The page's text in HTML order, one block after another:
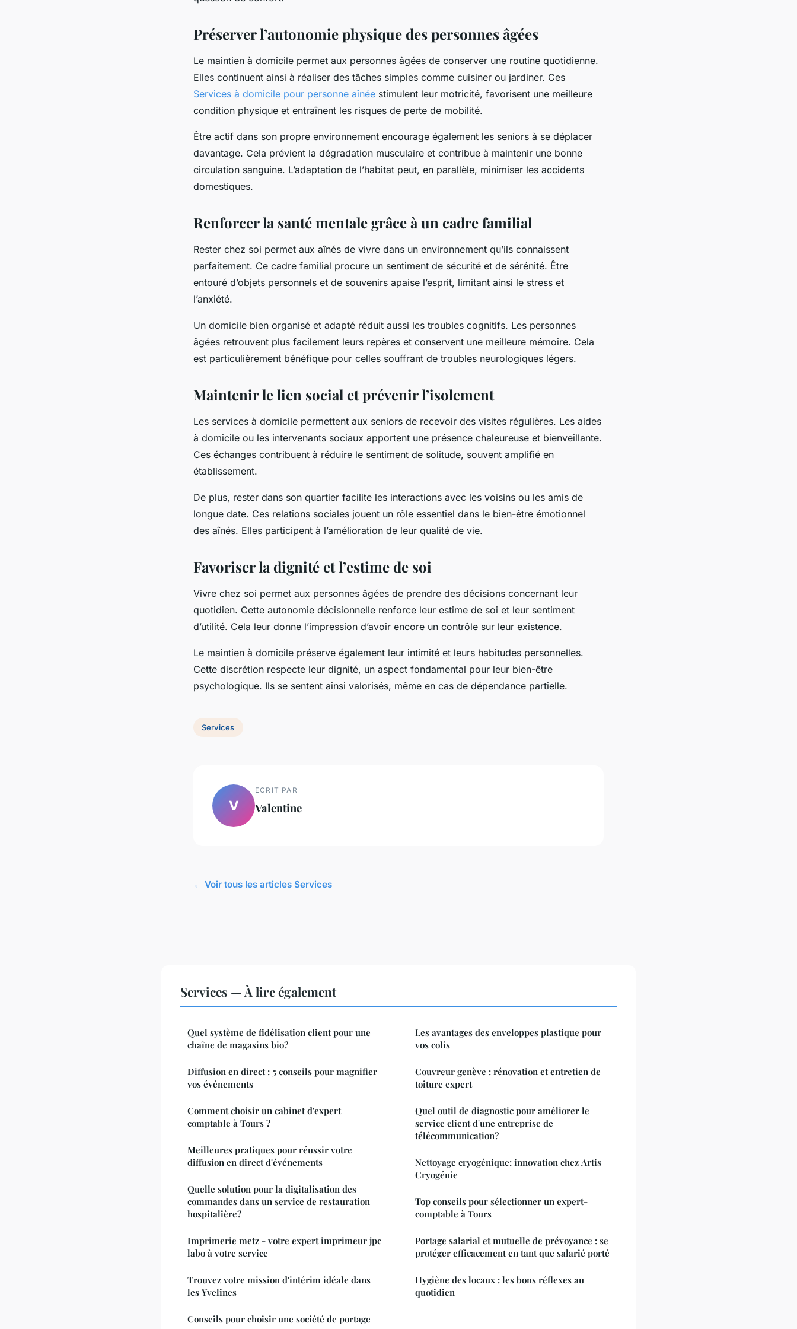
mentale des aînés ?Préserver l’autonomie physique des personnes âgées
Le maintien à domicile permet aux personnes âgées de conserver une routine quotidienne.
Elles continuent ainsi à réaliser des tâches simples comme cuisiner ou jardiner. Ces
Services à domicile pour personne aînée stimulent leur motricité, favorisent une meilleure
condition physique et entraînent les risques de perte de mobilité.
Être actif dans son propre environnement encourage également les seniors à se déplacer
davantage. Cela prévient la dégradation musculaire et contribue à maintenir une bonne
circulation sanguine. L’adaptation de l’habitat peut, en parallèle, minimiser les accidents
domestiques.
Renforcer la santé mentale grâce à un cadre familial
Rester chez soi permet aux aînés de vivre dans un environnement qu’ils connaissent
parfaitement. Ce cadre familial procure un sentiment de sécurité et de sérénité. Être
entouré d’objets personnels et de souvenirs apaise l’esprit, limitant ainsi le stress et
l’anxiété.
Un domicile bien organisé et adapté réduit aussi les troubles cognitifs. Les personnes
âgées retrouvent plus facilement leurs repères et conservent une meilleure mémoire. Cela
est particulièrement bénéfique pour celles souffrant de troubles neurologiques légers.
Maintenir le lien social et prévenir l’isolement
Les services à domicile permettent aux seniors de recevoir des visites régulières. Les aides
à domicile ou les intervenants sociaux apportent une présence chaleureuse et bienveillante.
Ces échanges contribuent à réduire le sentiment de solitude, souvent amplifié en
établissement.
De plus, rester dans son quartier facilite les interactions avec les voisins ou les amis de
longue date. Ces relations sociales jouent un rôle essentiel dans le bien-être émotionnel
des aînés. Elles participent à l’amélioration de leur qualité de vie.
Favoriser la dignité et l’estime de soi
Vivre chez soi permet aux personnes âgées de prendre des décisions concernant leur
quotidien. Cette autonomie décisionnelle renforce leur estime de soi et leur sentiment
d’utilité. Cela leur donne l’impression d’avoir encore un contrôle sur leur existence.
Le maintien à domicile préserve également leur intimité et leurs habitudes personnelles.
Cette discrétion respecte leur dignité, un aspect fondamental pour leur bien-être
psychologique. Ils se sentent ainsi valorisés, même en cas de dépendance partielle.
Services
V
ECRIT PAR
Valentine
← Voir tous les articles Services
Services — À lire également
Quel système de fidélisation client pour une
chaîne de magasins bio?
Diffusion en direct : 5 conseils pour magnifier
vos événements
Comment choisir un cabinet d'expert
comptable à Tours ?
Meilleures pratiques pour réussir votre
diffusion en direct d'événements
Quelle solution pour la digitalisation des
commandes dans un service de restauration
hospitalière?
Imprimerie metz - votre expert imprimeur jpc
labo à votre service
Trouvez votre mission d'intérim idéale dans
les Yvelines
Conseils pour choisir une société de portage
Les avantages des enveloppes plastique pour
vos colis
Couvreur genève : rénovation et entretien de
toiture expert
Quel outil de diagnostic pour améliorer le
service client d'une entreprise de
télécommunication?
Nettoyage cryogénique: innovation chez Artis
Cryogénie
Top conseils pour sélectionner un expert-
comptable à Tours
Portage salarial et mutuelle de prévoyance : se
protéger efficacement en tant que salarié porté
Hygiène des locaux : les bons réflexes au
quotidien